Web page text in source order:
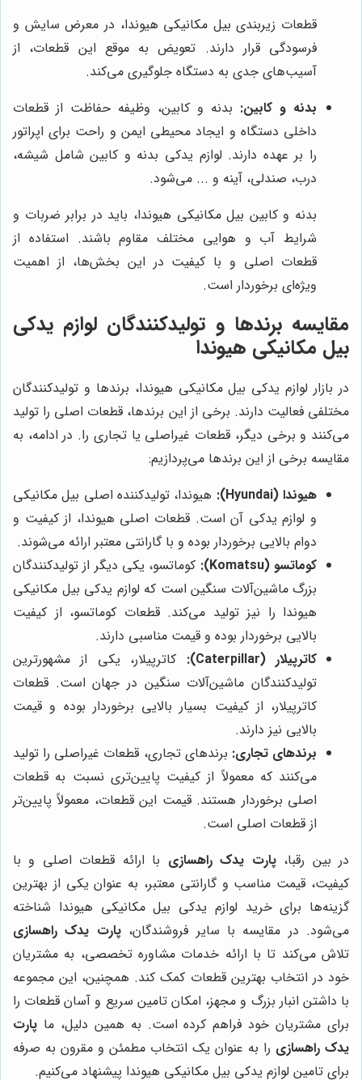
قطعات زیربندی بیل مکانیکی هیوندا، در معرض سایش و
فرسودگی قرار دارند. تعویض به موقع این قطعات، از
آسیب‌های جدی به دستگاه جلوگیری می‌کند.
بدنه و کابین: بدنه و کابین، وظیفه حفاظت از قطعات
داخلی دستگاه و ایجاد محیطی ایمن و راحت برای اپراتور
را بر عهده دارند. لوازم یدکی بدنه و کابین شامل شیشه،
درب، صندلی، آینه و ... می‌شود.
بدنه و کابین بیل مکانیکی هیوندا، باید در برابر ضربات و
شرایط آب و هوایی مختلف مقاوم باشند. استفاده از
قطعات اصلی و با کیفیت در این بخش‌ها، از اهمیت
ویژه‌ای برخوردار است.
مقایسه برندها و تولیدکنندگان لوازم یدکی
بیل مکانیکی هیوندا
در بازار لوازم یدکی بیل مکانیکی هیوندا، برندها و تولیدکنندگان
مختلفی فعالیت دارند. برخی از این برندها، قطعات اصلی را تولید
می‌کنند و برخی دیگر، قطعات غیراصلی یا تجاری را. در ادامه، به
مقایسه برخی از این برندها می‌پردازیم:
هیوندا (Hyundai):
هیوندا، تولیدکننده اصلی بیل مکانیکی
و لوازم یدکی آن است. قطعات اصلی هیوندا، از کیفیت و
دوام بالایی برخوردار بوده و با گارانتی معتبر ارائه می‌شوند.
کوماتسو (Komatsu):
کوماتسو، یکی دیگر از تولیدکنندگان
بزرگ ماشین‌آلات سنگین است که لوازم یدکی بیل مکانیکی
هیوندا را نیز تولید می‌کند. قطعات کوماتسو، از کیفیت
بالایی برخوردار بوده و قیمت مناسبی دارند.
کاترپیلار (Caterpillar):
کاترپیلار، یکی از مشهورترین
تولیدکنندگان ماشین‌آلات سنگین در جهان است. قطعات
کاترپیلار، از کیفیت بسیار بالایی برخوردار بوده و قیمت
بالایی نیز دارند.
برندهای تجاری: برندهای تجاری، قطعات غیراصلی را تولید
می‌کنند که معمولاً از کیفیت پایین‌تری نسبت به قطعات
اصلی برخوردار هستند. قیمت این قطعات، معمولاً پایین‌تر
از قطعات اصلی است.
در بین رقبا،پارت یدک راهسازی با ارائه قطعات اصلی و با
کیفیت، قیمت مناسب و گارانتی معتبر، به عنوان یکی از بهترین
گزینه‌ها برای خرید لوازم یدکی بیل مکانیکی هیوندا شناخته
می‌شود. در مقایسه با سایر فروشندگان،پارت یدک راهسازی
تلاش می‌کند تا با ارائه خدمات مشاوره تخصصی، به مشتریان
خود در انتخاب بهترین قطعات کمک کند. همچنین، این مجموعه
با داشتن انبار بزرگ و مجهز، امکان تامین سریع و آسان قطعات را
برای مشتریان خود فراهم کرده است. به همین دلیل، ما پارت
یدک راهسازی را به عنوان یک انتخاب مطمئن و مقرون به صرفه
برای تامین لوازم یدکی بیل مکانیکی هیوندا پیشنهاد می‌کنیم.